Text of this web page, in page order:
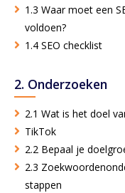
1.3 Waar moet een
voldoen?
1.4 SEO checklist
2. Onderzoeken
2.1 Wat is het doel
TikTok
2.2 Bepaal je
2.3
stappen